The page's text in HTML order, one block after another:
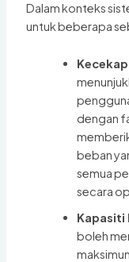
Dalam konteks
untuk beberapa
dengan
beban
semua
secara
Kapasiti
boleh